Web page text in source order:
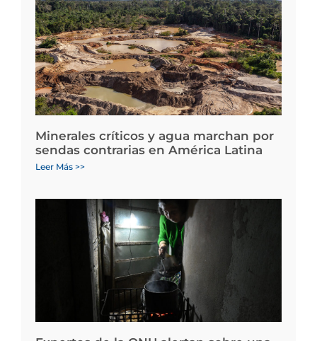
Minerales críticos y agua marchan por
sendas contrarias en América Latina
Leer Más >>